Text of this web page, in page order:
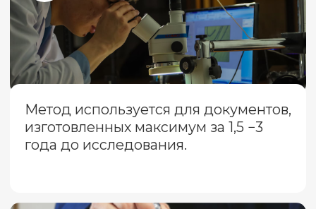
О нас в цифрах
< 15 лет
проводит экспертные исследования
почерковедческой экспертизе.